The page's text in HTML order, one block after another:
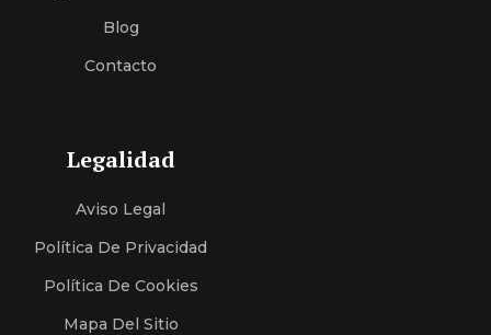
Blog
Contacto
Legalidad
Aviso Legal
Política De Privacidad
Política De Cookies
Mapa Del Sitio